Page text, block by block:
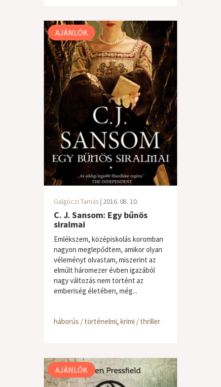
AJÁNLÓK
Galgóczi Tamás | 2016. 08. 10.
C. J. Sansom: Egy bűnös
siralmai
Emlékszem, középiskolás koromban
nagyon meglepődtem, amikor olyan
véleményt olvastam, miszerint az
elmúlt háromezer évben igazából
nagy változás nem történt az
emberiség életében, még...
háborús / történelmi, krimi / thriller
AJÁNLÓK